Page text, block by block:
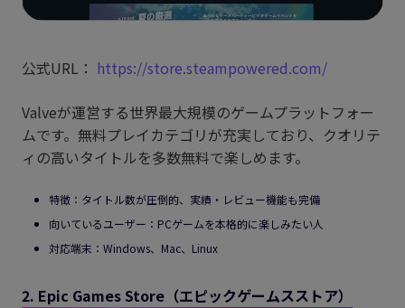
公式URL： https://store.steampowered.com/
Valveが運営する世界最大規模のゲームプラットフォー
ムです。無料プレイカテゴリが充実しており、クオリテ
ィの高いタイトルを多数無料で楽しめます。
特徴：タイトル数が圧倒的、実績・レビュー機能も完備
向いているユーザー：PCゲームを本格的に楽しみたい人
対応端末：Windows、Mac、Linux
2. Epic Games Store（エピックゲームスストア）